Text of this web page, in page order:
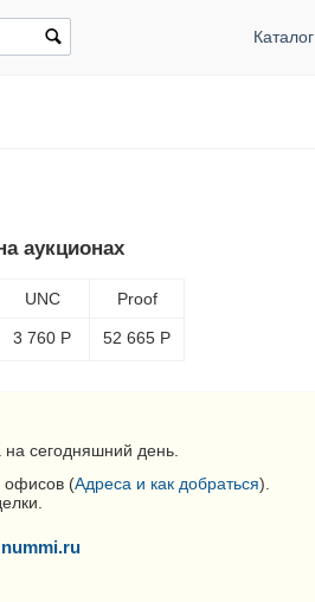
Каталог
аукционах
UNC
3 760 Р
Proof
52 665 Р
сегодняшний день.
офисов (Адреса и как добраться).